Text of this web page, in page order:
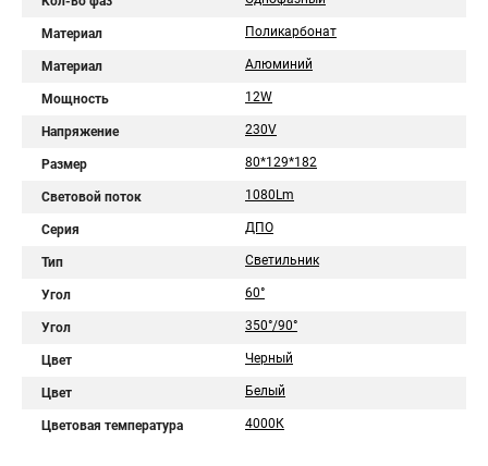
Материал Поликарбонат
Материал Алюминий
Мощность 12W
Напряжение 230V
Размер 80*129*182
Световой поток 1080Lm
Серия ДПО
Тип Светильник
Угол 60°
Угол 350°/90°
Цвет Черный
Цвет Белый
Цветовая температура 4000К